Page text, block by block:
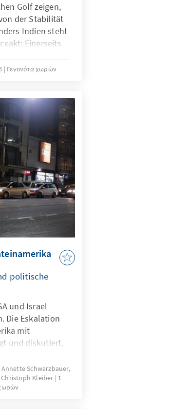
Golf zeigen,
der Stabilität
Indien steht
Einerseits
Partner für
wie Indien
kann, ohne
ordnet
Indien
Γεγονότα χωρών
politische
und Israel
Die Eskalation
mit
und diskutiert,
Hintergrund.
spürbare
Alltag der
Schwarzbauer,
Christoph Kleiber
1